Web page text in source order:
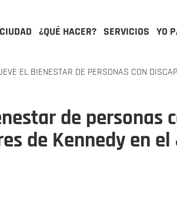
¿QUÉ HACER? SERVICIOS YO
EL BIENESTAR DE PERSONAS CON
de personas
de Kennedy en